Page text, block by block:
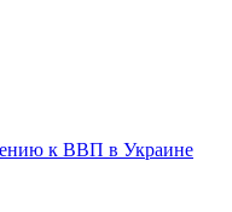
к ВВП в Украине